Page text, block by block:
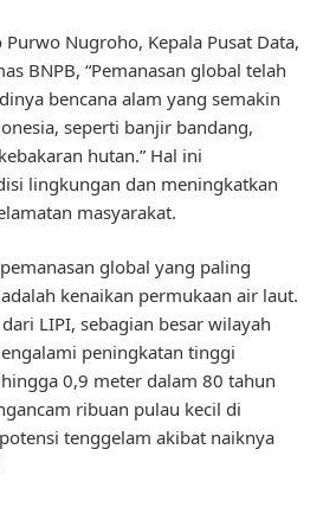
Nugroho, Kepala Pusat Data,
BNPB, “Pemanasan global telah
bencana alam yang semakin
seperti banjir bandang,
hutan.” Hal ini
lingkungan dan meningkatkan
masyarakat.
global yang paling
kenaikan permukaan air laut.
LIPI, sebagian besar wilayah
peningkatan tinggi
0,9 meter dalam 80 tahun
ribuan pulau kecil di
tenggelam akibat naiknya